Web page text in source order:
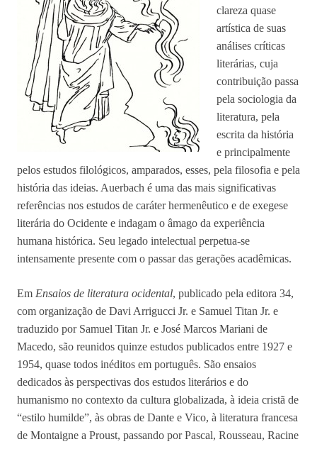
clareza quase
artística de suas
análises críticas
literárias, cuja
contribuição passa
pela sociologia da
literatura, pela
escrita da história
e principalmente
pelos estudos filológicos, amparados, esses, pela filosofia e pela
história das ideias. Auerbach é uma das mais significativas
referências nos estudos de caráter hermenêutico e de exegese
literária do Ocidente e indagam o âmago da experiência
humana histórica. Seu legado intelectual perpetua-se
intensamente presente com o passar das gerações acadêmicas.
Em Ensaios de literatura ocidental, publicado pela editora 34,
com organização de Davi Arrigucci Jr. e Samuel Titan Jr. e
traduzido por Samuel Titan Jr. e José Marcos Mariani de
Macedo, são reunidos quinze estudos publicados entre 1927 e
1954, quase todos inéditos em português. São ensaios
dedicados às perspectivas dos estudos literários e do
humanismo no contexto da cultura globalizada, à ideia cristã de
“estilo humilde”, às obras de Dante e Vico, à literatura francesa
de Montaigne a Proust, passando por Pascal, Rousseau, Racine